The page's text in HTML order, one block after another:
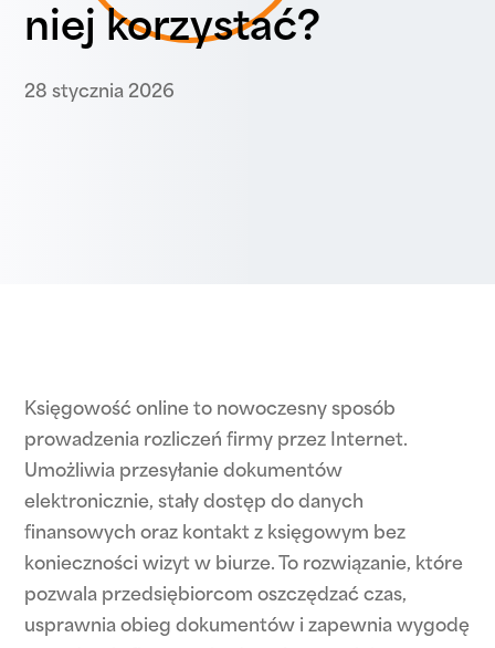
niej korzystać?
28 stycznia 2026
Księgowość online to nowoczesny sposób
prowadzenia rozliczeń firmy przez Internet.
Umożliwia przesyłanie dokumentów
elektronicznie, stały dostęp do danych
finansowych oraz kontakt z księgowym bez
konieczności wizyt w biurze. To rozwiązanie, które
pozwala przedsiębiorcom oszczędzać czas,
usprawnia obieg dokumentów i zapewnia wygodę